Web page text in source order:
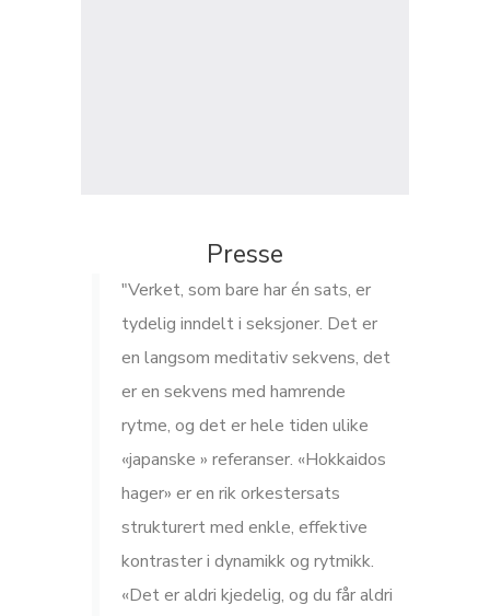
Presse
"Verket, som bare har én sats, er
tydelig inndelt i seksjoner. Det er
en langsom meditativ sekvens, det
er en sekvens med hamrende
rytme, og det er hele tiden ulike
«japanske » referanser. «Hokkaidos
hager» er en rik orkestersats
strukturert med enkle, effektive
kontraster i dynamikk og rytmikk.
«Det er aldri kjedelig, og du får aldri